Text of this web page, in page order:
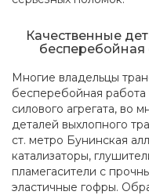
Качественные
бесперебойная
Многие владельцы
бесперебойная работа
силового агрегата, во
деталей выхлопного
ст. метро Бунинская
катализаторы,
пламегасители с
эластичные гофры.